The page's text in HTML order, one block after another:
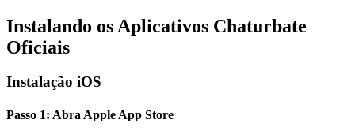
Instalando os Aplicativos Chaturbate
Oficiais
Instalação iOS
Passo 1: Abra Apple App Store